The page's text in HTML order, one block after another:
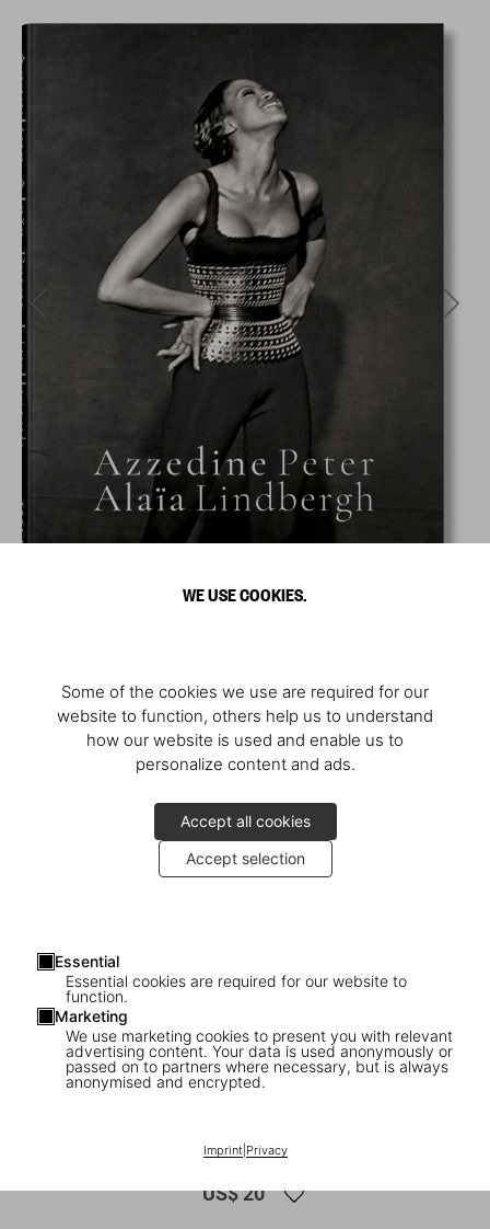
WE USE COOKIES.
Some of the cookies we use are required for our
website to function, others help us to understand
how our website is used and enable us to
personalize content and ads.
Accept all cookies
Accept selection
Essential
Essential cookies are required for our website to
function.
Marketing
We use marketing cookies to present you with relevant
advertising content. Your data is used anonymously or
passed on to partners where necessary, but is always
anonymised and encrypted.
Imprint| Privacy
1/17
Peter Lindbergh. Azzedine Alaïa
US$ 20